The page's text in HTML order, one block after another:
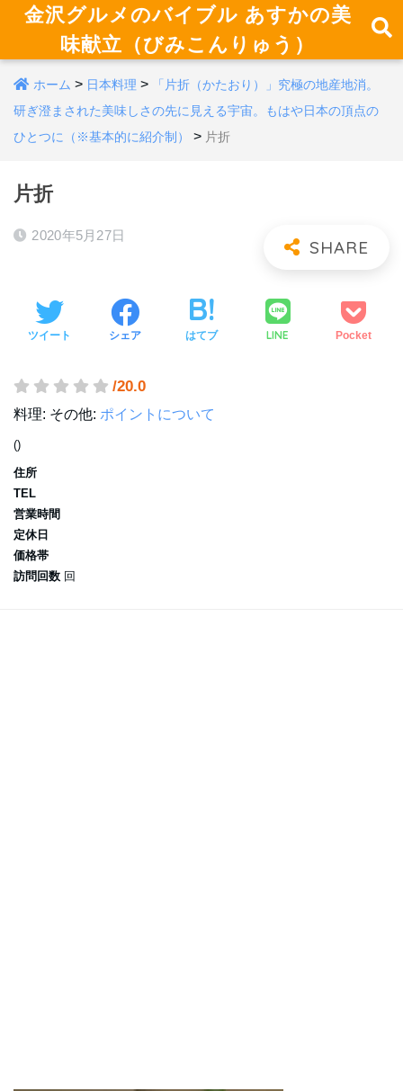
金沢グルメのバイブル あすかの美
味献立（びみこんりゅう）
ホーム > 日本料理 >
「片折（かたおり）」究極の地産地消。
研ぎ澄まされた美味しさの先に見える宇宙。もはや日本の頂点の
ひとつに（※基本的に紹介制）
> 片折
片折
2020年5月27日
ツイート シェア はてブ LINE Pocket
/20.0
料理: その他: ポイントについて
()
住所
TEL
営業時間
定休日
価格帯
訪問回数 回